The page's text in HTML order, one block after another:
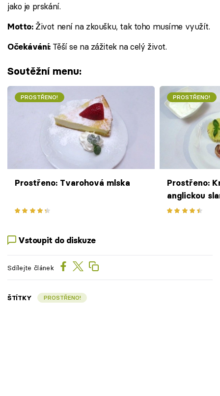
jako je prskání.
Motto: Život není na zkoušku, tak toho musíme využít.
Očekávání: Těší se na zážitek na celý život.
Soutěžní menu:
PROSTŘENO!
Prostřeno: Tvarohová mlska
PROSTŘENO!
Prostřeno:
anglickou
a sušenými
Vstoupit do diskuze
Sdílejte článek
ŠTÍTKY PROSTŘENO!